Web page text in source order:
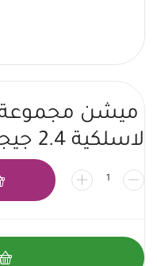
ميشن مجموعة
لاسلكية 2.4 جيجاهرتز